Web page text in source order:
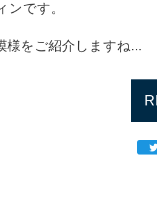
ンです。
様をご紹介しますね...